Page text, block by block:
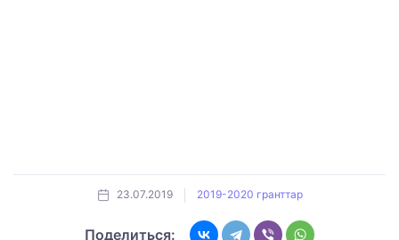
23.07.2019 2019-2020 гранттар
Поделиться: